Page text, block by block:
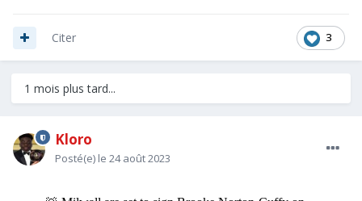
3
Citer
1 mois plus tard...
Kloro
Posté(e) le 24 août 2023